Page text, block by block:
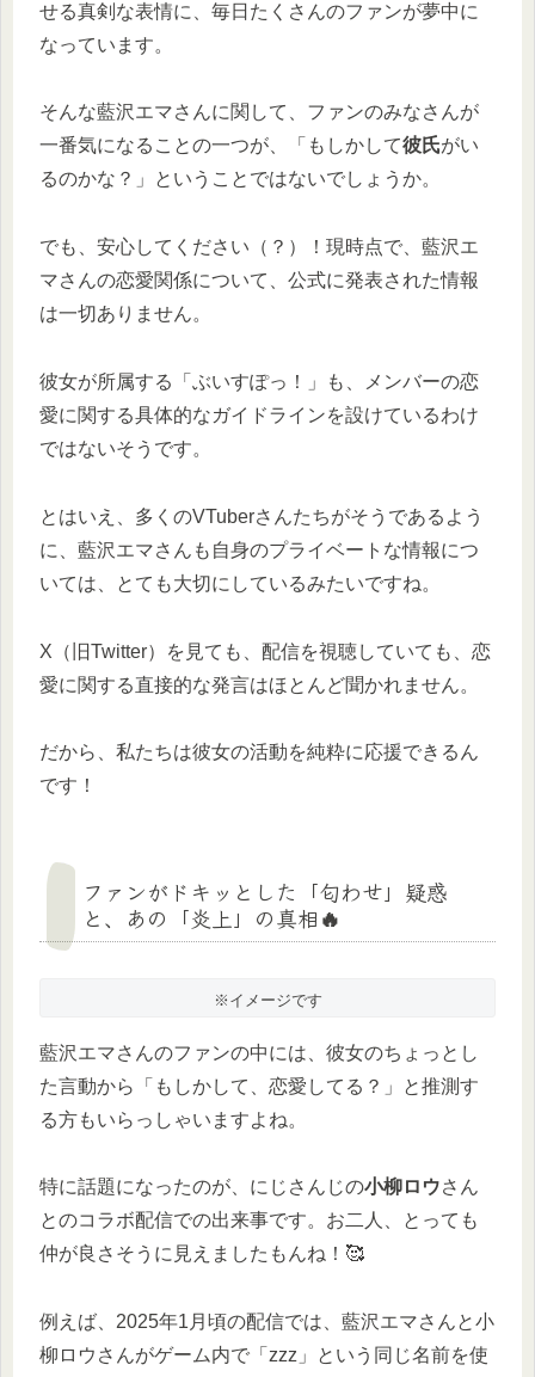
せる真剣な表情に、毎日たくさんのファンが夢中に
なっています。
そんな藍沢エマさんに関して、ファンのみなさんが
一番気になることの一つが、「もしかして彼氏がい
るのかな？」ということではないでしょうか。
でも、安心してください（？）！現時点で、藍沢エ
マさんの恋愛関係について、公式に発表された情報
は一切ありません。
彼女が所属する「ぶいすぽっ！」も、メンバーの恋
愛に関する具体的なガイドラインを設けているわけ
ではないそうです。
とはいえ、多くのVTuberさんたちがそうであるよう
に、藍沢エマさんも自身のプライベートな情報につ
いては、とても大切にしているみたいですね。
X（旧Twitter）を見ても、配信を視聴していても、恋
愛に関する直接的な発言はほとんど聞かれません。
だから、私たちは彼女の活動を純粋に応援できるん
です！
ファンがドキッとした「匂わせ」疑惑
と、あの「炎上」の真相🔥
※イメージです
藍沢エマさんのファンの中には、彼女のちょっとし
た言動から「もしかして、恋愛してる？」と推測す
る方もいらっしゃいますよね。
特に話題になったのが、にじさんじの小柳ロウさん
とのコラボ配信での出来事です。お二人、とっても
仲が良さそうに見えましたもんね！🥰
例えば、2025年1月頃の配信では、藍沢エマさんと小
柳ロウさんがゲーム内で「zzz」という同じ名前を使